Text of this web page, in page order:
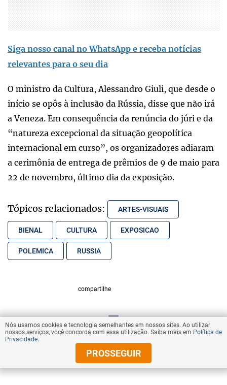
Siga nosso canal no WhatsApp e receba notícias
relevantes para o seu dia
O ministro da Cultura, Alessandro Giuli, que desde o
início se opôs à inclusão da Rússia, disse que não irá
a Veneza. Em consequência da renúncia do júri e da
“natureza excepcional da situação geopolítica
internacional em curso”, os organizadores adiaram
a cerimônia de entrega de prêmios de 9 de maio para
22 de novembro, último dia da exposição.
Tópicos relacionados: ARTES-VISUAIS
BIENAL CULTURA EXPOSICAO
POLEMICA RUSSIA
compartilhe
VOLTAR AO TOPO
© Copyright 2026 Diários Associados
Nós usamos cookies e tecnologia semelhantes em nossos sites. Ao utilizar
nossos serviços, você concorda com essa utilização. Saiba mais em Política de
Privacidade.
PROSSEGUIR